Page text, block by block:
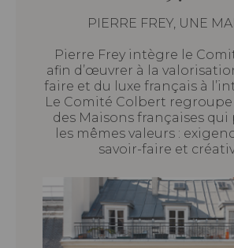
PIERRE FREY, UNE
Pierre Frey intègre le
afin d’œuvrer à la
faire et du luxe français à
Le Comité Colbert
des Maisons françaises
les mêmes valeurs :
savoir-faire et